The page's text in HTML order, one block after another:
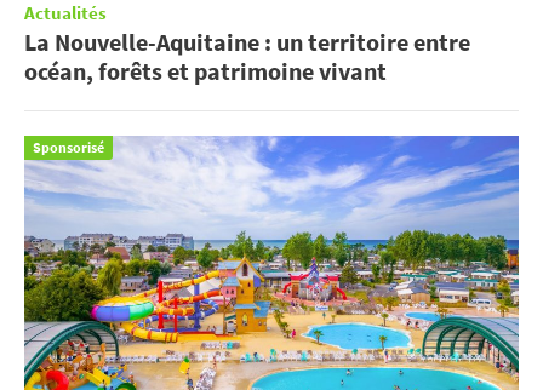
Actualités
La Nouvelle-Aquitaine : un territoire entre
océan, forêts et patrimoine vivant
Sponsorisé